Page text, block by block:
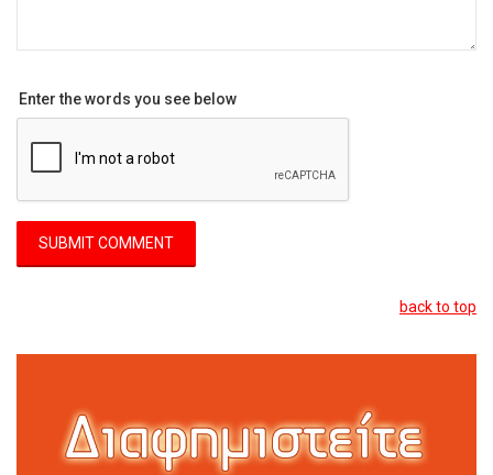
Enter the words you see below
back to top